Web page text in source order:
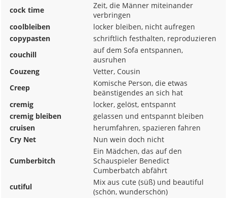
cock time
Zeit, die Männer miteinander
verbringen
coolbleiben
locker bleiben, nicht aufregen
copypasten
schriftlich festhalten, reproduzieren
couchill
auf dem Sofa entspannen,
ausruhen
Couzeng
Vetter, Cousin
Creep
Komische Person, die etwas
beänstigendes an sich hat
cremig
locker, gelöst, entspannt
cremig bleiben
gelassen und entspannt bleiben
cruisen
herumfahren, spazieren fahren
Cry Net
Nun wein doch nicht
Cumberbitch
Ein Mädchen, das auf den
Schauspieler Benedict
Cumberbatch abfährt
cutiful
Mix aus cute (süß) und beautiful
(schön, wunderschön)